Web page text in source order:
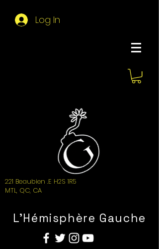
Log In
221 Beaubien .E H2S 1R5
MTL, QC, CA
L'Hémisphère Gauche